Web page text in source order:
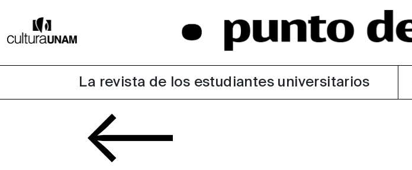
La revista de los estudiantes universitarios